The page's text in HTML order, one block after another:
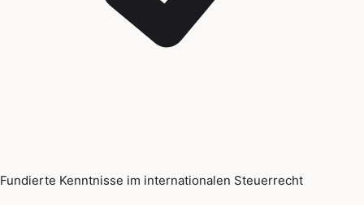
Fundierte Kenntnisse im internationalen Steuerrecht